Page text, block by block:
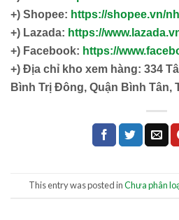
+) Shopee: https://shopee.vn/
+) Lazada: https://
+) Facebook: https://
+) Địa chỉ kho xem hàng: 334
Bình Trị Đông, Quận Bình Tân,
This entry was posted inChưa phân